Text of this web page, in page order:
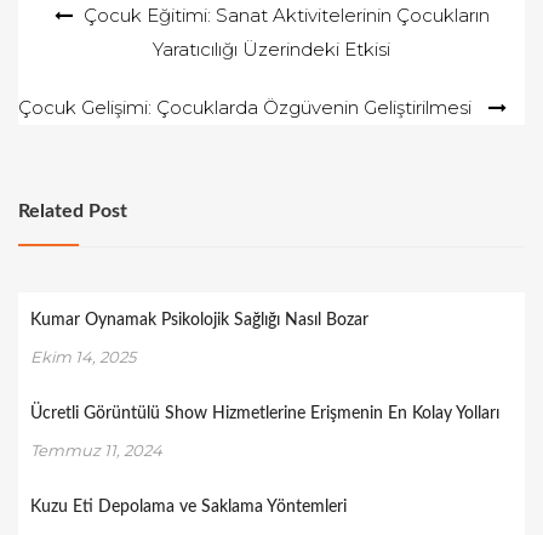
Yazı
Çocuk Eğitimi: Sanat Aktivitelerinin Çocukların
Yaratıcılığı Üzerindeki Etkisi
Çocuk Gelişimi: Çocuklarda Özgüvenin Geliştirilmesi
Related Post
Kumar Oynamak Psikolojik Sağlığı Nasıl Bozar
Ekim 14, 2025
Ücretli Görüntülü Show Hizmetlerine Erişmenin En Kolay Yolları
Temmuz 11, 2024
Kuzu Eti Depolama ve Saklama Yöntemleri